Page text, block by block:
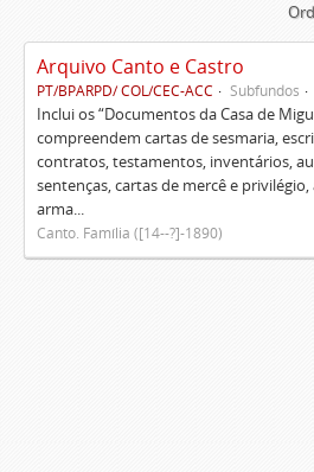
Arquivo Canto e Castro
PT/BPARPD/ COL/CEC-ACC Subfundos
Inclui os “Documentos da Casa de
compreendem cartas de sesmaria,
contratos, testamentos, inventários,
sentenças, cartas de mercê e
arma...
Canto. Família ([14--?]-1890)